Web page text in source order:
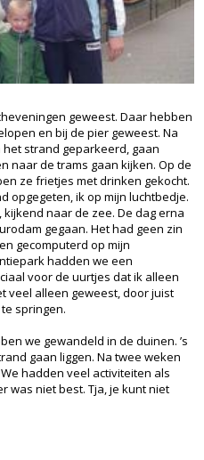
geweest. Daar hebben
en bij de pier geweest. Na
strand geparkeerd, gaan
naar de trams gaan kijken. Op de
ze frietjes met drinken gekocht.
opgegeten, ik op mijn luchtbedje.
naar de zee. De dag erna
gegaan. Het had geen zin
gecomputerd op mijn
hadden we een
voor de uurtjes dat ik alleen
veel alleen geweest, door juist
springen.
we gewandeld in de duinen. ’s
gaan liggen. Na twee weken
hadden veel activiteiten als
was niet best. Tja, je kunt niet